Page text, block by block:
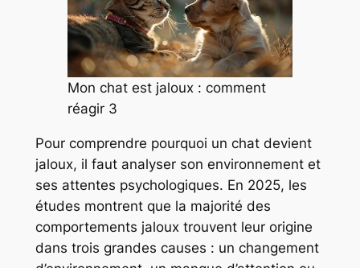
Mon chat est jaloux : comment
réagir 3
Pour comprendre pourquoi un chat devient
jaloux, il faut analyser son environnement et
ses attentes psychologiques. En 2025, les
études montrent que la majorité des
comportements jaloux trouvent leur origine
dans trois grandes causes : un changement